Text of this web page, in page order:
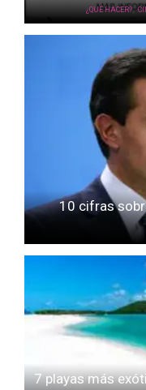
¿QUÉ HACER?,
10 cifras
7 playas más